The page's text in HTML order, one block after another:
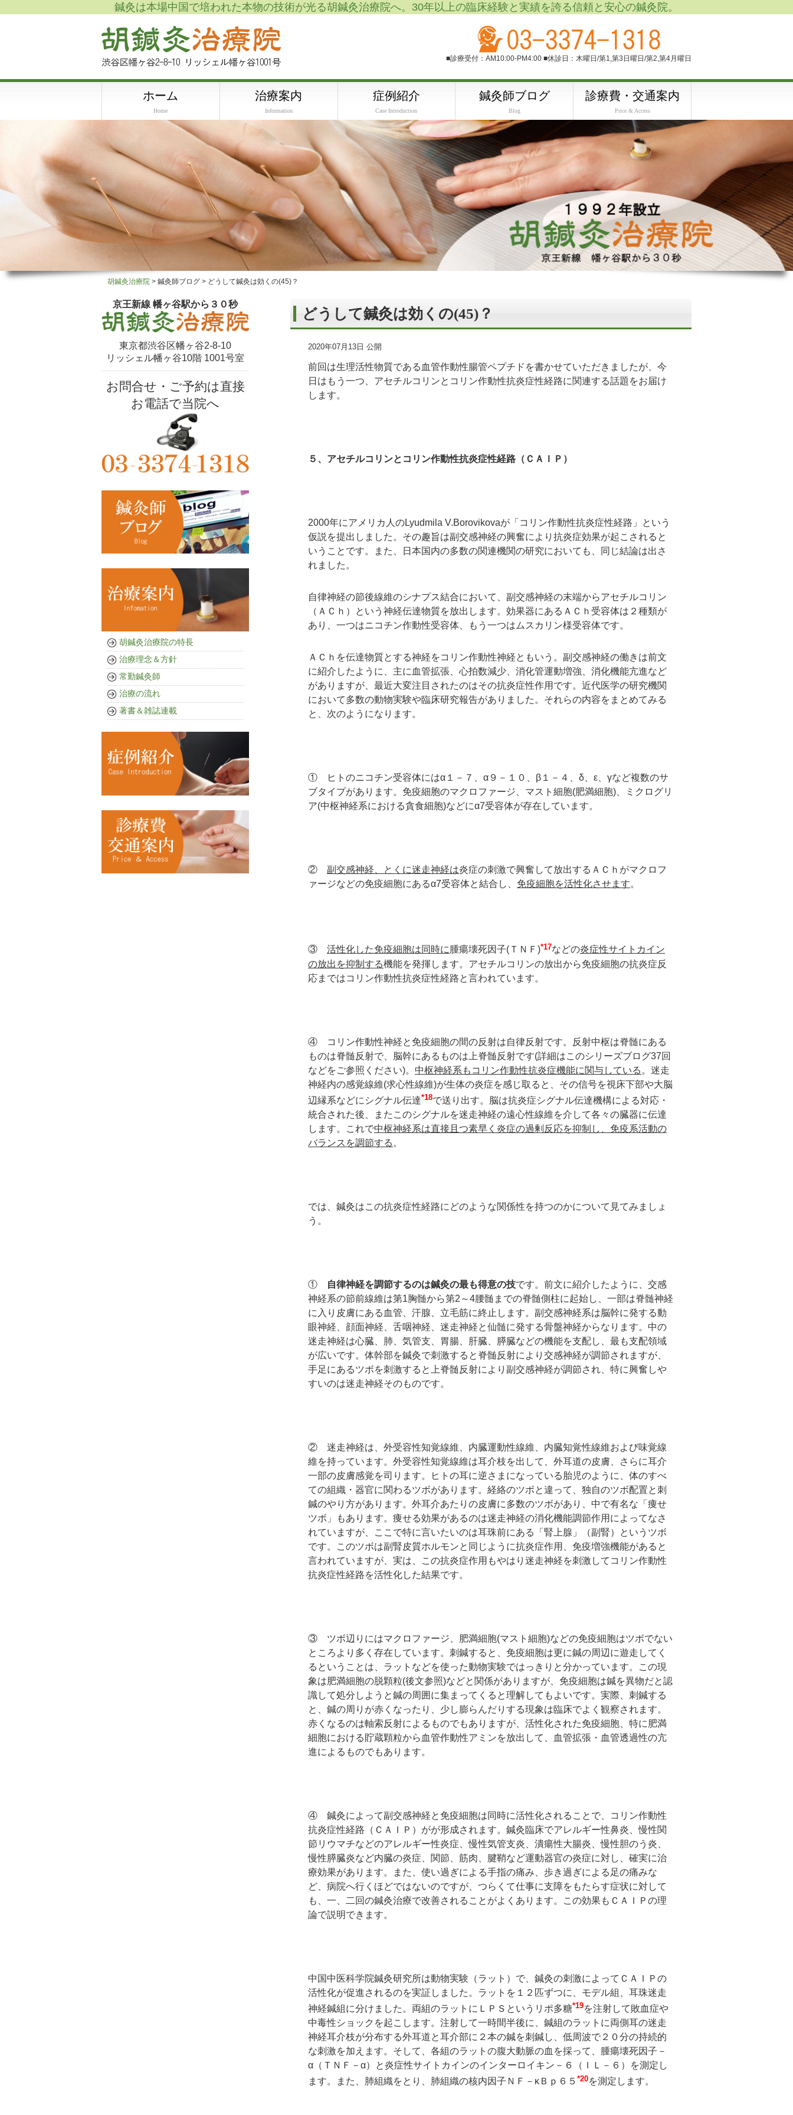
鍼灸は本場中国で培われた本物の技術が光る胡鍼灸治療院へ。30年以上の臨床経験と実績を誇る信頼と安心の鍼灸院。
■診療受付：AM10:00-PM4:00 ■休診日：木曜日/第1,第3日曜日/第2,第4月曜日
ホーム
Home
治療案内
Information
症例紹介
Case Introduction
鍼灸師ブログ
Blog
診療費・交通案内
Price & Access
胡鍼灸治療院 > 鍼灸師ブログ > どうして鍼灸は効くの(45)？
どうして鍼灸は効くの(45)？
2020年07月13日 公開
前回は生理活性物質である血管作動性腸管ペプチドを書かせていただきましたが、今
日はもう一つ、アセチルコリンとコリン作動性抗炎症性経路に関連する話題をお届け
します。
５、アセチルコリンとコリン作動性抗炎症性経路（ＣＡＩＰ）
2000年にアメリカ人のLyudmila V.Borovikovaが「コリン作動性抗炎症性経路」という
仮説を提出しました。その趣旨は副交感神経の興奮により抗炎症効果が起こされると
いうことです。また、日本国内の多数の関連機関の研究においても、同じ結論は出さ
れました。
自律神経の節後線維のシナプス結合において、副交感神経の末端からアセチルコリン
（ＡＣｈ）という神経伝達物質を放出します。効果器にあるＡＣｈ受容体は２種類が
あり、一つはニコチン作動性受容体、もう一つはムスカリン様受容体です。
ＡＣｈを伝達物質とする神経をコリン作動性神経ともいう。副交感神経の働きは前文
に紹介したように、主に血管拡張、心拍数減少、消化管運動増強、消化機能亢進など
がありますが、最近大変注目されたのはその抗炎症性作用です。近代医学の研究機関
において多数の動物実験や臨床研究報告がありました。それらの内容をまとめてみる
と、次のようになります。
① ヒトのニコチン受容体にはα１－７、α９－１０、β１－４、δ、ε、γなど複数のサ
ブタイプがあります。免疫細胞のマクロファージ、マスト細胞(肥満細胞)、ミクログリ
ア(中枢神経系における貪食細胞)などにα7受容体が存在しています。
② 副交感神経、とくに迷走神経は炎症の刺激で興奮して放出するＡＣｈがマクロフ
ァージなどの免疫細胞にあるα7受容体と結合し、 免疫細胞を活性化させます。
③ 活性化した免疫細胞は同時に腫瘍壊死因子(ＴＮＦ)*17などの炎症性サイトカイン
の放出を抑制する機能を発揮します。アセチルコリンの放出から免疫細胞の抗炎症反
応まではコリン作動性抗炎症性経路と言われています。
④ コリン作動性神経と免疫細胞の間の反射は自律反射です。反射中枢は脊髄にある
ものは脊髄反射で、脳幹にあるものは上脊髄反射です(詳細はこのシリーズブログ37回
などをご参照ください)。 中枢神経系もコリン作動性抗炎症機能に関与している 。迷走
神経内の感覚線維(求心性線維)が生体の炎症を感じ取ると、その信号を視床下部や大脳
辺縁系などにシグナル伝達*18で送り出す。脳は抗炎症シグナル伝達機構による対応・
統合された後、またこのシグナルを迷走神経の遠心性線維を介して各々の臓器に伝達
します。これで中枢神経系は直接且つ素早く炎症の過剰反応を抑制し、免疫系活動の
バランスを調節する 。
では、鍼灸はこの抗炎症性経路にどのような関係性を持つのかについて見てみましょ
う。
① 自律神経を調節するのは鍼灸の最も得意の技です。前文に紹介したように、交感
神経系の節前線維は第1胸髄から第2～4腰髄までの脊髄側柱に起始し、一部は脊髄神経
に入り皮膚にある血管、汗腺、立毛筋に終止します。副交感神経系は脳幹に発する動
眼神経、顔面神経、舌咽神経、迷走神経と仙髄に発する骨盤神経からなります。中の
迷走神経は心臓、肺、気管支、胃腸、肝臓、膵臓などの機能を支配し、最も支配領域
が広いです。体幹部を鍼灸で刺激すると脊髄反射により交感神経が調節されますが、
手足にあるツボを刺激すると上脊髄反射により副交感神経が調節され、特に興奮しや
すいのは迷走神経そのものです。
② 迷走神経は、外受容性知覚線維、内臓運動性線維、内臓知覚性線維および味覚線
維を持っています。外受容性知覚線維は耳介枝を出して、外耳道の皮膚、さらに耳介
一部の皮膚感覚を司ります。ヒトの耳に逆さまになっている胎児のように、体のすべ
ての組織・器官に関わるツボがあります。経絡のツボと違って、独自のツボ配置と刺
鍼のやり方があります。外耳介あたりの皮膚に多数のツボがあり、中で有名な「痩せ
ツボ」もあります。痩せる効果があるのは迷走神経の消化機能調節作用によってなさ
れていますが、ここで特に言いたいのは耳珠前にある「腎上腺」（副腎）というツボ
です。このツボは副腎皮質ホルモンと同じように抗炎症作用、免疫増強機能があると
言われていますが、実は、この抗炎症作用もやはり迷走神経を刺激してコリン作動性
抗炎症性経路を活性化した結果です。
③ ツボ辺りにはマクロファージ、肥満細胞(マスト細胞)などの免疫細胞はツボでない
ところより多く存在しています。刺鍼すると、免疫細胞は更に鍼の周辺に遊走してく
るということは、ラットなどを使った動物実験ではっきりと分かっています。この現
象は肥満細胞の脱顆粒(後文参照)などと関係がありますが、免疫細胞は鍼を異物だと認
識して処分しようと鍼の周囲に集まってくると理解してもよいです。実際、刺鍼する
と、鍼の周りが赤くなったり、少し膨らんだりする現象は臨床でよく観察されます。
赤くなるのは軸索反射によるものでもありますが、活性化された免疫細胞、特に肥満
細胞における貯蔵顆粒から血管作動性アミンを放出して、血管拡張・血管透過性の亢
進によるものでもあります。
④ 鍼灸によって副交感神経と免疫細胞は同時に活性化されることで、コリン作動性
抗炎症性経路（ＣＡＩＰ）がが形成されます。鍼灸臨床でアレルギー性鼻炎、慢性関
節リウマチなどのアレルギー性炎症、慢性気管支炎、潰瘍性大腸炎、慢性胆のう炎、
慢性膵臓炎など内臓の炎症、関節、筋肉、腱鞘など運動器官の炎症に対し、確実に治
療効果があります。また、使い過ぎによる手指の痛み、歩き過ぎによる足の痛みな
ど、病院へ行くほどではないのですが、つらくて仕事に支障をもたらす症状に対して
も、一、二回の鍼灸治療で改善されることがよくあります。この効果もＣＡＩＰの理
論で説明できます。
中国中医科学院鍼灸研究所は動物実験（ラット）で、鍼灸の刺激によってＣＡＩＰの
活性化が促進されるのを実証しました。ラットを１２匹ずつに、モデル組、耳珠迷走
神経鍼組に分けました。両組のラットにＬＰＳというリポ多糖*19を注射して敗血症や
中毒性ショックを起こします。注射して一時間半後に、鍼組のラットに両側耳の迷走
神経耳介枝が分布する外耳道と耳介部に２本の鍼を刺鍼し、低周波で２０分の持続的
な刺激を加えます。そして、各組のラットの腹大動脈の血を採って、腫瘍壊死因子－
α（ＴＮＦ－α）と炎症性サイトカインのインターロイキン－６（ＩＬ－６）を測定し
ます。また、肺組織をとり、肺組織の核内因子ＮＦ－κＢｐ６５ *20を測定します。
京王新線 幡ヶ谷駅から３０秒
東京都渋谷区幡ヶ谷2-8-10
リッシェル幡ヶ谷10階 1001号室
お問合せ・ご予約は直接
お電話で当院へ
胡鍼灸治療院の特長
治療理念＆方針
常勤鍼灸師
治療の流れ
著書＆雑誌連載